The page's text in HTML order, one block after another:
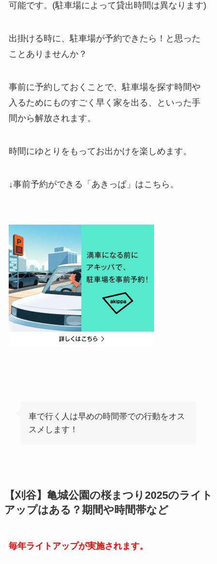
可能です。(駐車場によって貸出時間は異なります)
出掛ける時に、駐車場が予約できたら！と思った
ことありませんか？
事前に予約しておくことで、駐車場を探す時間や
入るためにものすごく早く家を出る、といった手
間から解放されます。
時間にゆとりをもってお出かけを楽しめます。
↓事前予約ができる「あきっぱ」はこちら。
車で行く人は早めの時間帯での行動をオス
スメします！
【刈谷】亀城公園の桜まつり2025のライト
アップはある？期間や時間帯など
毎年ライトアップが実施されます。